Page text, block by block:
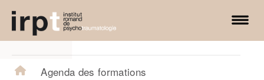
Agenda des formations